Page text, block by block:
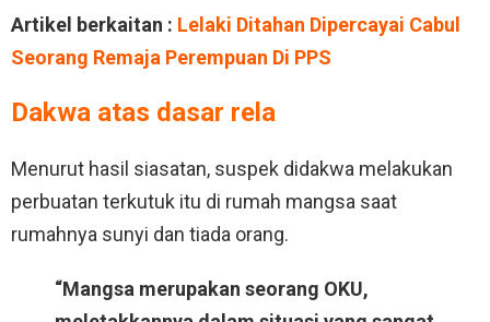
Artikel berkaitan : Lelaki Ditahan Dipercayai Cabul
Seorang Remaja Perempuan Di PPS
Dakwa atas dasar rela
Menurut hasil siasatan, suspek didakwa melakukan
perbuatan terkutuk itu di rumah mangsa saat
rumahnya sunyi dan tiada orang.
“Mangsa merupakan seorang OKU,